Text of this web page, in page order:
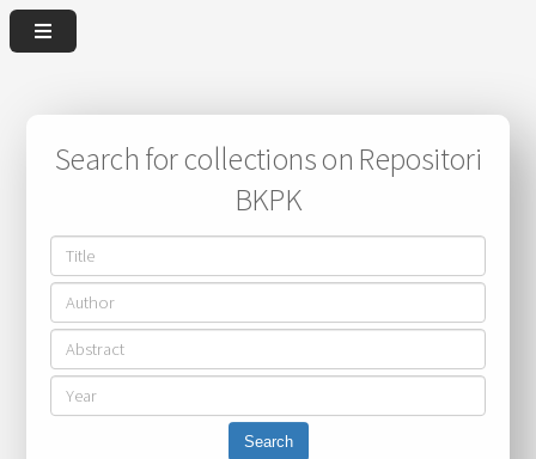
Search for collections on Repositori
BKPK
Search